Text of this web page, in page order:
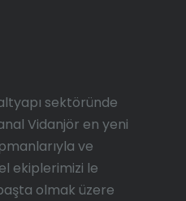
altyapı sektöründe
Vidanjör en yeni
ve
ekiplerimizi le
olmak üzere